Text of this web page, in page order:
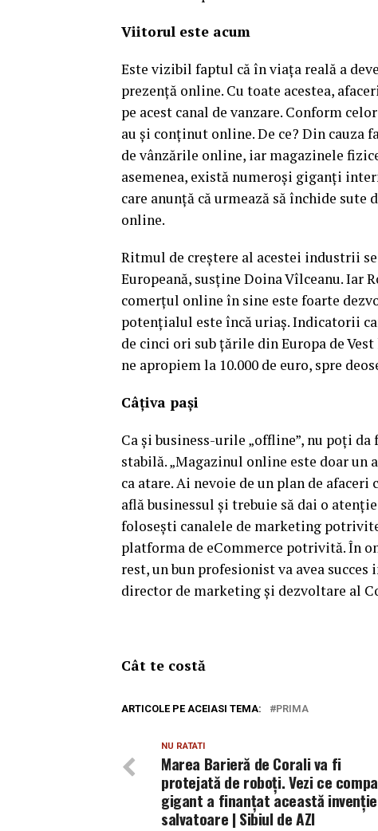
Viitorul este acum
Este vizibil faptul că în viaţa reală a
prezenţă online. Cu toate acestea,
pe acest canal de vanzare. Conform
au şi conţinut online. De ce? Din
de vânzările online, iar magazinele
asemenea, există numeroşi giganţi
care anunţă că urmează să închide sute
online.
Ritmul de creştere al acestei industrii
Europeană, susţine Doina Vîlceanu. Iar
comerţul online în sine este foarte
potenţialul este încă uriaş. Indicatorii
de cinci ori sub ţările din Europa de
ne apropiem la 10.000 de euro, spre
Câţiva paşi
Ca şi business-urile „offline”, nu poţi
stabilă. „Magazinul online este doar un
ca atare. Ai nevoie de un plan de
află businessul şi trebuie să dai o
foloseşti canalele de marketing
platforma de eCommerce potrivită. În
rest, un bun profesionist va avea
director de marketing şi dezvoltare al
Cât te costă
ARTICOLE PE ACEIASI TEMA: PRIMA
NU RATATI
Marea Barieră de Corali va fi
protejată de roboți. Vezi ce
gigant a finanțat această invenție
salvatoare | Sibiul de AZI